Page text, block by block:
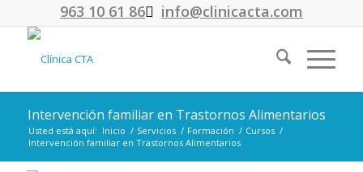
963 10 61 86 info@clinicacta.com
Intervención familiar en Trastornos Alimentarios
Usted está aquí: Inicio / Servicios / Formación / Cursos /
Intervención familiar en Trastornos Alimentarios